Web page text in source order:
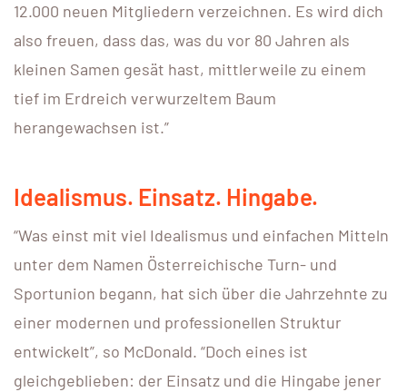
12.000 neuen Mitgliedern verzeichnen. Es wird dich
also freuen, dass das, was du vor 80 Jahren als
kleinen Samen gesät hast, mittlerweile zu einem
tief im Erdreich verwurzeltem Baum
herangewachsen ist.”
Idealismus. Einsatz. Hingabe.
“Was einst mit viel Idealismus und einfachen Mitteln
unter dem Namen Österreichische Turn- und
Sportunion begann, hat sich über die Jahrzehnte zu
einer modernen und professionellen Struktur
entwickelt”, so McDonald. “Doch eines ist
gleichgeblieben: der Einsatz und die Hingabe jener